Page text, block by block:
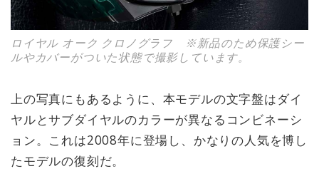
ロイヤル オーク クロノグラフ ※新品のため保護シー
ルやカバーがついた状態で撮影しています。
上の写真にもあるように、本モデルの文字盤はダイ
ヤルとサブダイヤルのカラーが異なるコンビネーシ
ョン。これは2008年に登場し、かなりの人気を博し
たモデルの復刻だ。